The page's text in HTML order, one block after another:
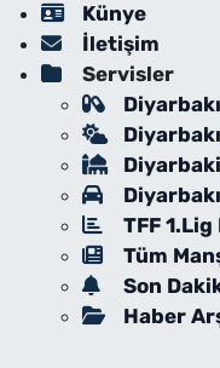
Künye
İletişim
Servisler
TFF
Tüm
Son
Haber